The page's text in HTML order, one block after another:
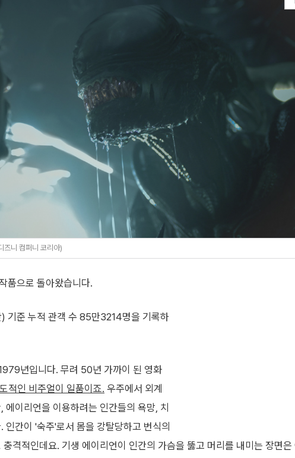
니 컴퍼니 코리아)
품으로 돌아왔습니다.
기준 누적 관객 수 85만3214명을 기록하
년입니다. 무려 50년 가까이 된 영화
적인 비주얼이 일품이죠. 우주에서 외계
이리언을 이용하려는 인간들의 욕망, 치
간이 '숙주'로서 몸을 강탈당하고 번식의
격적인데요. 기생 에이리언이 인간의 가슴을 뚫고 머리를 내미는 장면은